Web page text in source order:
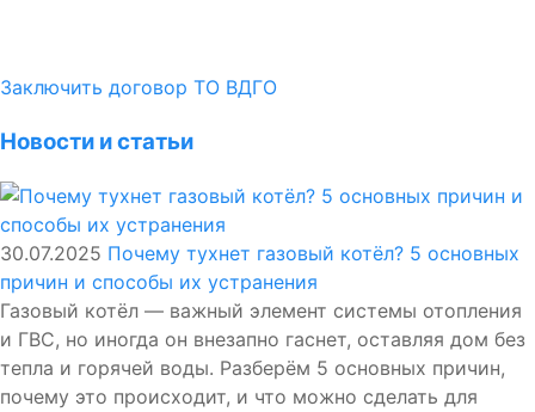
Заключить договор ТО ВДГО
Новости и статьи
30.07.2025 Почему тухнет газовый котёл? 5 основных
причин и способы их устранения
Газовый котёл — важный элемент системы отопления
и ГВС, но иногда он внезапно гаснет, оставляя дом без
тепла и горячей воды. Разберём 5 основных причин,
почему это происходит, и что можно сделать для